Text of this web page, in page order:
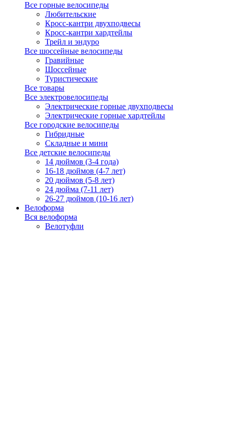
Все горные велосипеды
Любительские
Кросс-кантри двухподвесы
Кросс-кантри хардтейлы
Трейл и эндуро
Все шоссейные велосипеды
Гравийные
Шоссейные
Туристические
Все товары
Все электровелосипеды
Электрические горные двухподвесы
Электрические горные хардтейлы
Все городские велосипеды
Гибридные
Складные и мини
Все детские велосипеды
14 дюймов (3-4 года)
16-18 дюймов (4-7 лет)
20 дюймов (5-8 лет)
24 дюйма (7-11 лет)
26-27 дюймов (10-16 лет)
Велоформа
Вся велоформа
Велотуфли